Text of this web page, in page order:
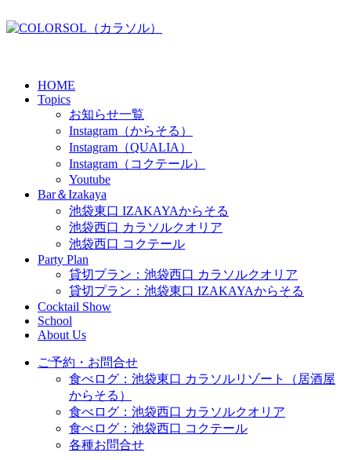
HOME
Topics
お知らせ一覧
Instagram（からそる）
Instagram（QUALIA）
Instagram（コクテール）
Youtube
Bar＆Izakaya
池袋東口 IZAKAYAからそる
池袋西口 カラソルクオリア
池袋西口 コクテール
Party Plan
貸切プラン：池袋西口 カラソルクオリア
貸切プラン：池袋東口 IZAKAYAからそる
Cocktail Show
School
About Us
ご予約・お問合せ
食べログ：池袋東口 カラソルリゾート（居酒屋
からそる）
食べログ：池袋西口 カラソルクオリア
食べログ：池袋西口 コクテール
各種お問合せ